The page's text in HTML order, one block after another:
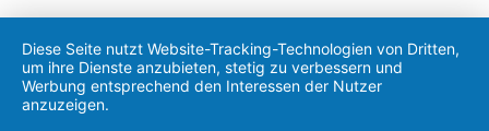
Diese Seite nutzt Website-Tracking-Technologien von Dritten,
um ihre Dienste anzubieten, stetig zu verbessern und
Werbung entsprechend den Interessen der Nutzer
anzuzeigen.